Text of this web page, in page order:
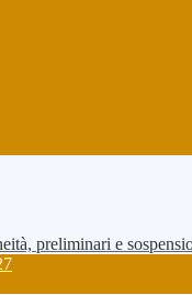
preliminari e